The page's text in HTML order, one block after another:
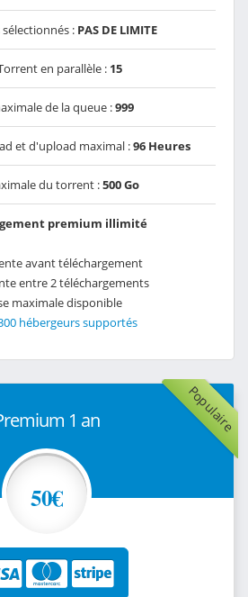
: PAS DE LIMITE
en parallèle : 15
de la queue :999
et d'upload maximal :96 Heures
du torrent :500 Go
premium illimité
avant téléchargement
entre 2 téléchargements
maximale disponible
hébergeurs supportés
Populaire
1 an
50€